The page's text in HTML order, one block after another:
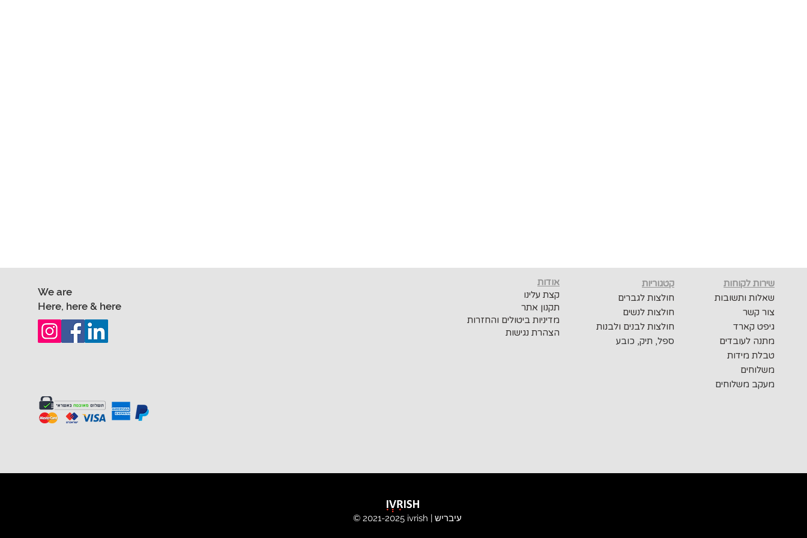
We are
Here, here & here
אודות
קצת עלינו
תקנון אתר
מדיניות ביטולים והחזרות
הצהרת נגישות
קטגוריות
חולצות לגברים
חולצות לנשים
חולצות לבנים ולבנות
ספל, תיק, כובע
שירות לקוחות
שאלות ותשובות
צור קשר
גיפט קארד
מתנה לעובדים
טבלת מידות
משלוחים
מעקב משלוחים
© 2021-2025 ivrish | עיבריש